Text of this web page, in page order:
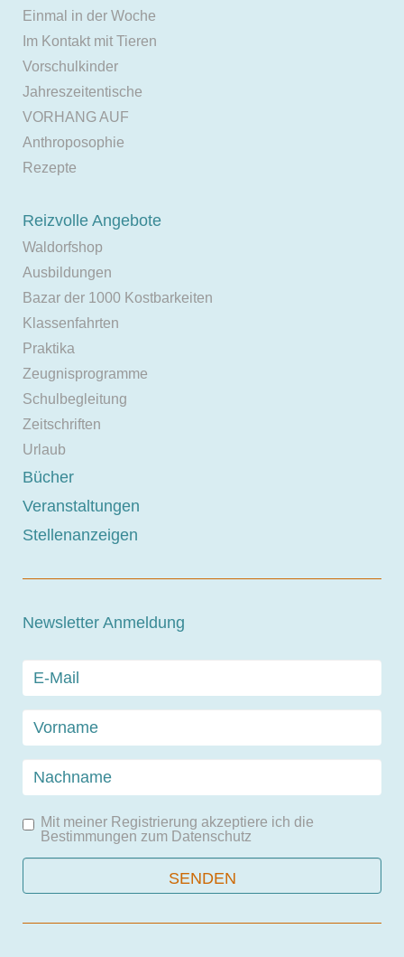
Einmal in der Woche
Im Kontakt mit Tieren
Vorschulkinder
Jahreszeitentische
VORHANG AUF
Anthroposophie
Rezepte
Reizvolle Angebote
Waldorfshop
Ausbildungen
Bazar der 1000 Kostbarkeiten
Klassenfahrten
Praktika
Zeugnisprogramme
Schulbegleitung
Zeitschriften
Urlaub
Bücher
Veranstaltungen
Stellenanzeigen
Newsletter Anmeldung
Mit meiner Registrierung akzeptiere ich die
Bestimmungen zum Datenschutz